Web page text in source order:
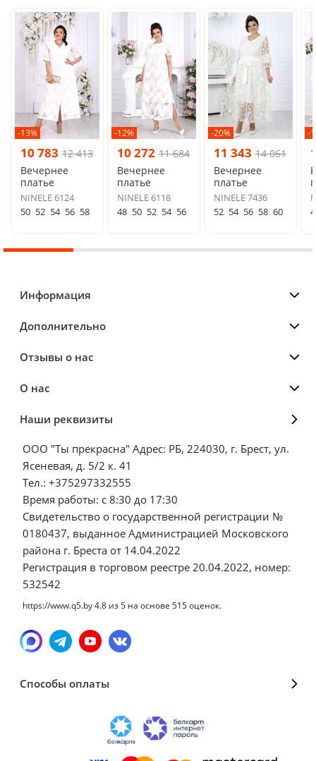
-13%
10 783 12 413
Вечернее
платье
NINELE 6124
50 52 54 56 58
-12%
10 272 11 684
Вечернее
платье
NINELE 6118
48 50 52 54 56
-20%
11 343 14 061
Вечернее
платье
NINELE 7436
52 54 56 58 60
-
Информация
Дополнительно
Отзывы о нас
О нас
Наши реквизиты
ООО "Ты прекрасна" Адрес: РБ, 224030, г. Брест, ул.
Ясеневая, д. 5/2 к. 41
Тел.: +375297332555
Время работы: с 8:30 до 17:30
Свидетельство о государственной регистрации №
0180437, выданное Администрацией Московского
района г. Бреста от 14.04.2022
Регистрация в торговом реестре 20.04.2022, номер:
532542
https://www.q5.by4.8 из5 на основе 515оценок.
Способы оплаты